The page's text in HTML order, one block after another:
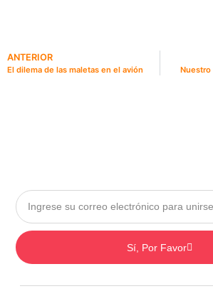
ANTERIOR
El dilema de las maletas en el avión
Sí, Por Favor